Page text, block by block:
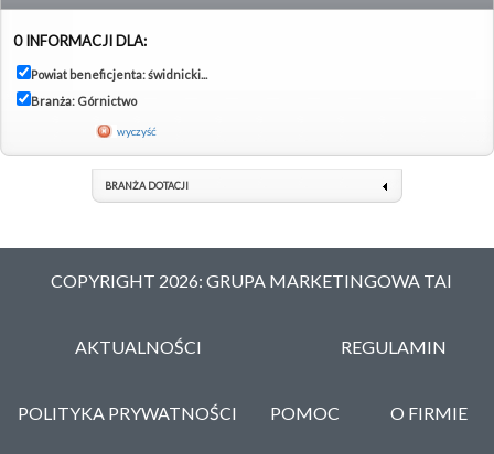
0 INFORMACJI DLA:
Powiat beneficjenta: świdnicki...
Branża: Górnictwo
wyczyść
BRANŻA DOTACJI
COPYRIGHT 2026: GRUPA MARKETINGOWA TAI
AKTUALNOŚCI REGULAMIN
POLITYKA PRYWATNOŚCI POMOC O FIRMIE